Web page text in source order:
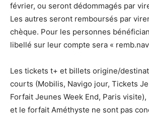
février, ou seront dédommagés par
Les autres seront remboursés par
chèque. Pour les personnes
libellé sur leur compte sera «
Les tickets t+ et billets origine/
courts (Mobilis, Navigo jour, Tickets
Forfait Jeunes Week End, Paris
et le forfait Améthyste ne sont pas